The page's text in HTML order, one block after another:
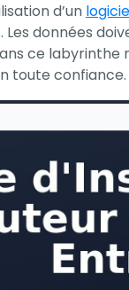
d’un
données
ce
toute confiance.